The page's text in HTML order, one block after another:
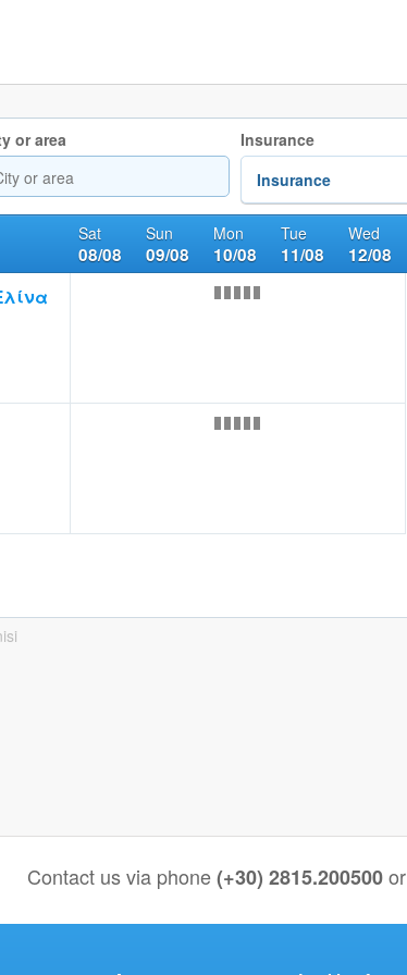
or area Insurance
Sat
08/08
Sun
09/08
Mon
10/08
Tue
11/08
Wed
12/08
Contact us via phone(+30) 2815.200500 or